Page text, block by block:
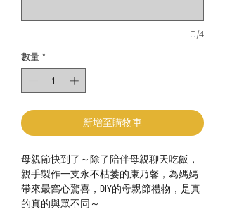
0/4
數量 *
新增至購物車
母親節快到了～除了陪伴母親聊天吃飯，
親手製作一支永不枯萎的康乃馨，為媽媽
帶來最窩心驚喜，DIY的母親節禮物，是真
的真的與眾不同～